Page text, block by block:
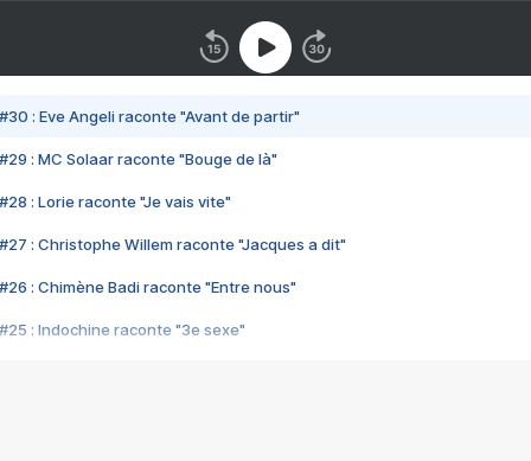
#30 : Eve Angeli raconte "Avant de partir"
#29 : MC Solaar raconte "Bouge de là"
#28 : Lorie raconte "Je vais vite"
#27 : Christophe Willem raconte "Jacques a dit"
#26 : Chimène Badi raconte "Entre nous"
#25 : Indochine raconte "3e sexe"